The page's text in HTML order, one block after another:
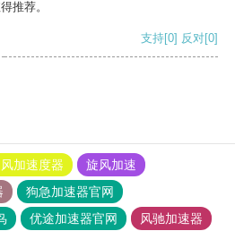
推荐。
支持[0] 反对[0]
加速度器
旋风加速
狗急加速器官网
优途加速器官网 风驰加速器